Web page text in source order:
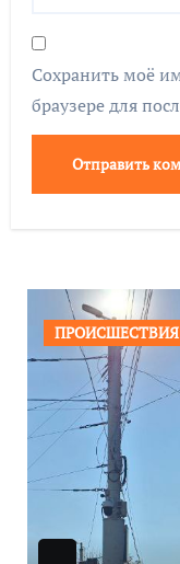
Сохранить моё
браузере для
ФОТО